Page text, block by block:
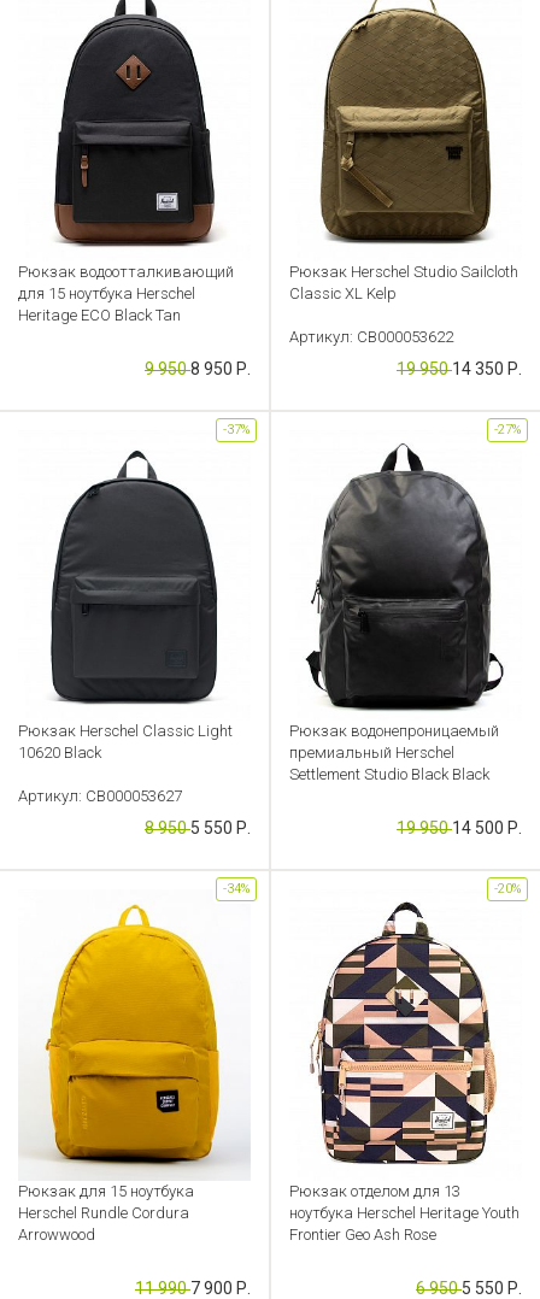
Рюкзак водоотталкивающий
для 15 ноутбука Herschel
Heritage ECO Black Tan
Артикул: CB000053619
9 9508 950 Р.
Рюкзак Herschel Studio Sailcloth
Classic XL Kelp
Артикул: CB000053622
19 95014 350 Р.
Рюкзак Herschel Classic Light
10620 Black
Артикул: CB000053627
8 9505 550 Р.
-37%
Рюкзак водонепроницаемый
премиальный Herschel
Settlement Studio Black Black
Артикул: CB000053602
19 95014 500 Р.
-27%
Рюкзак для 15 ноутбука
Herschel Rundle Cordura
Arrowwood
Артикул: CB000053612
11 9907 900 Р.
-34%
Рюкзак отделом для 13
ноутбука Herschel Heritage Youth
Frontier Geo Ash Rose
Артикул: CB000053614
6 9505 550 Р.
-20%